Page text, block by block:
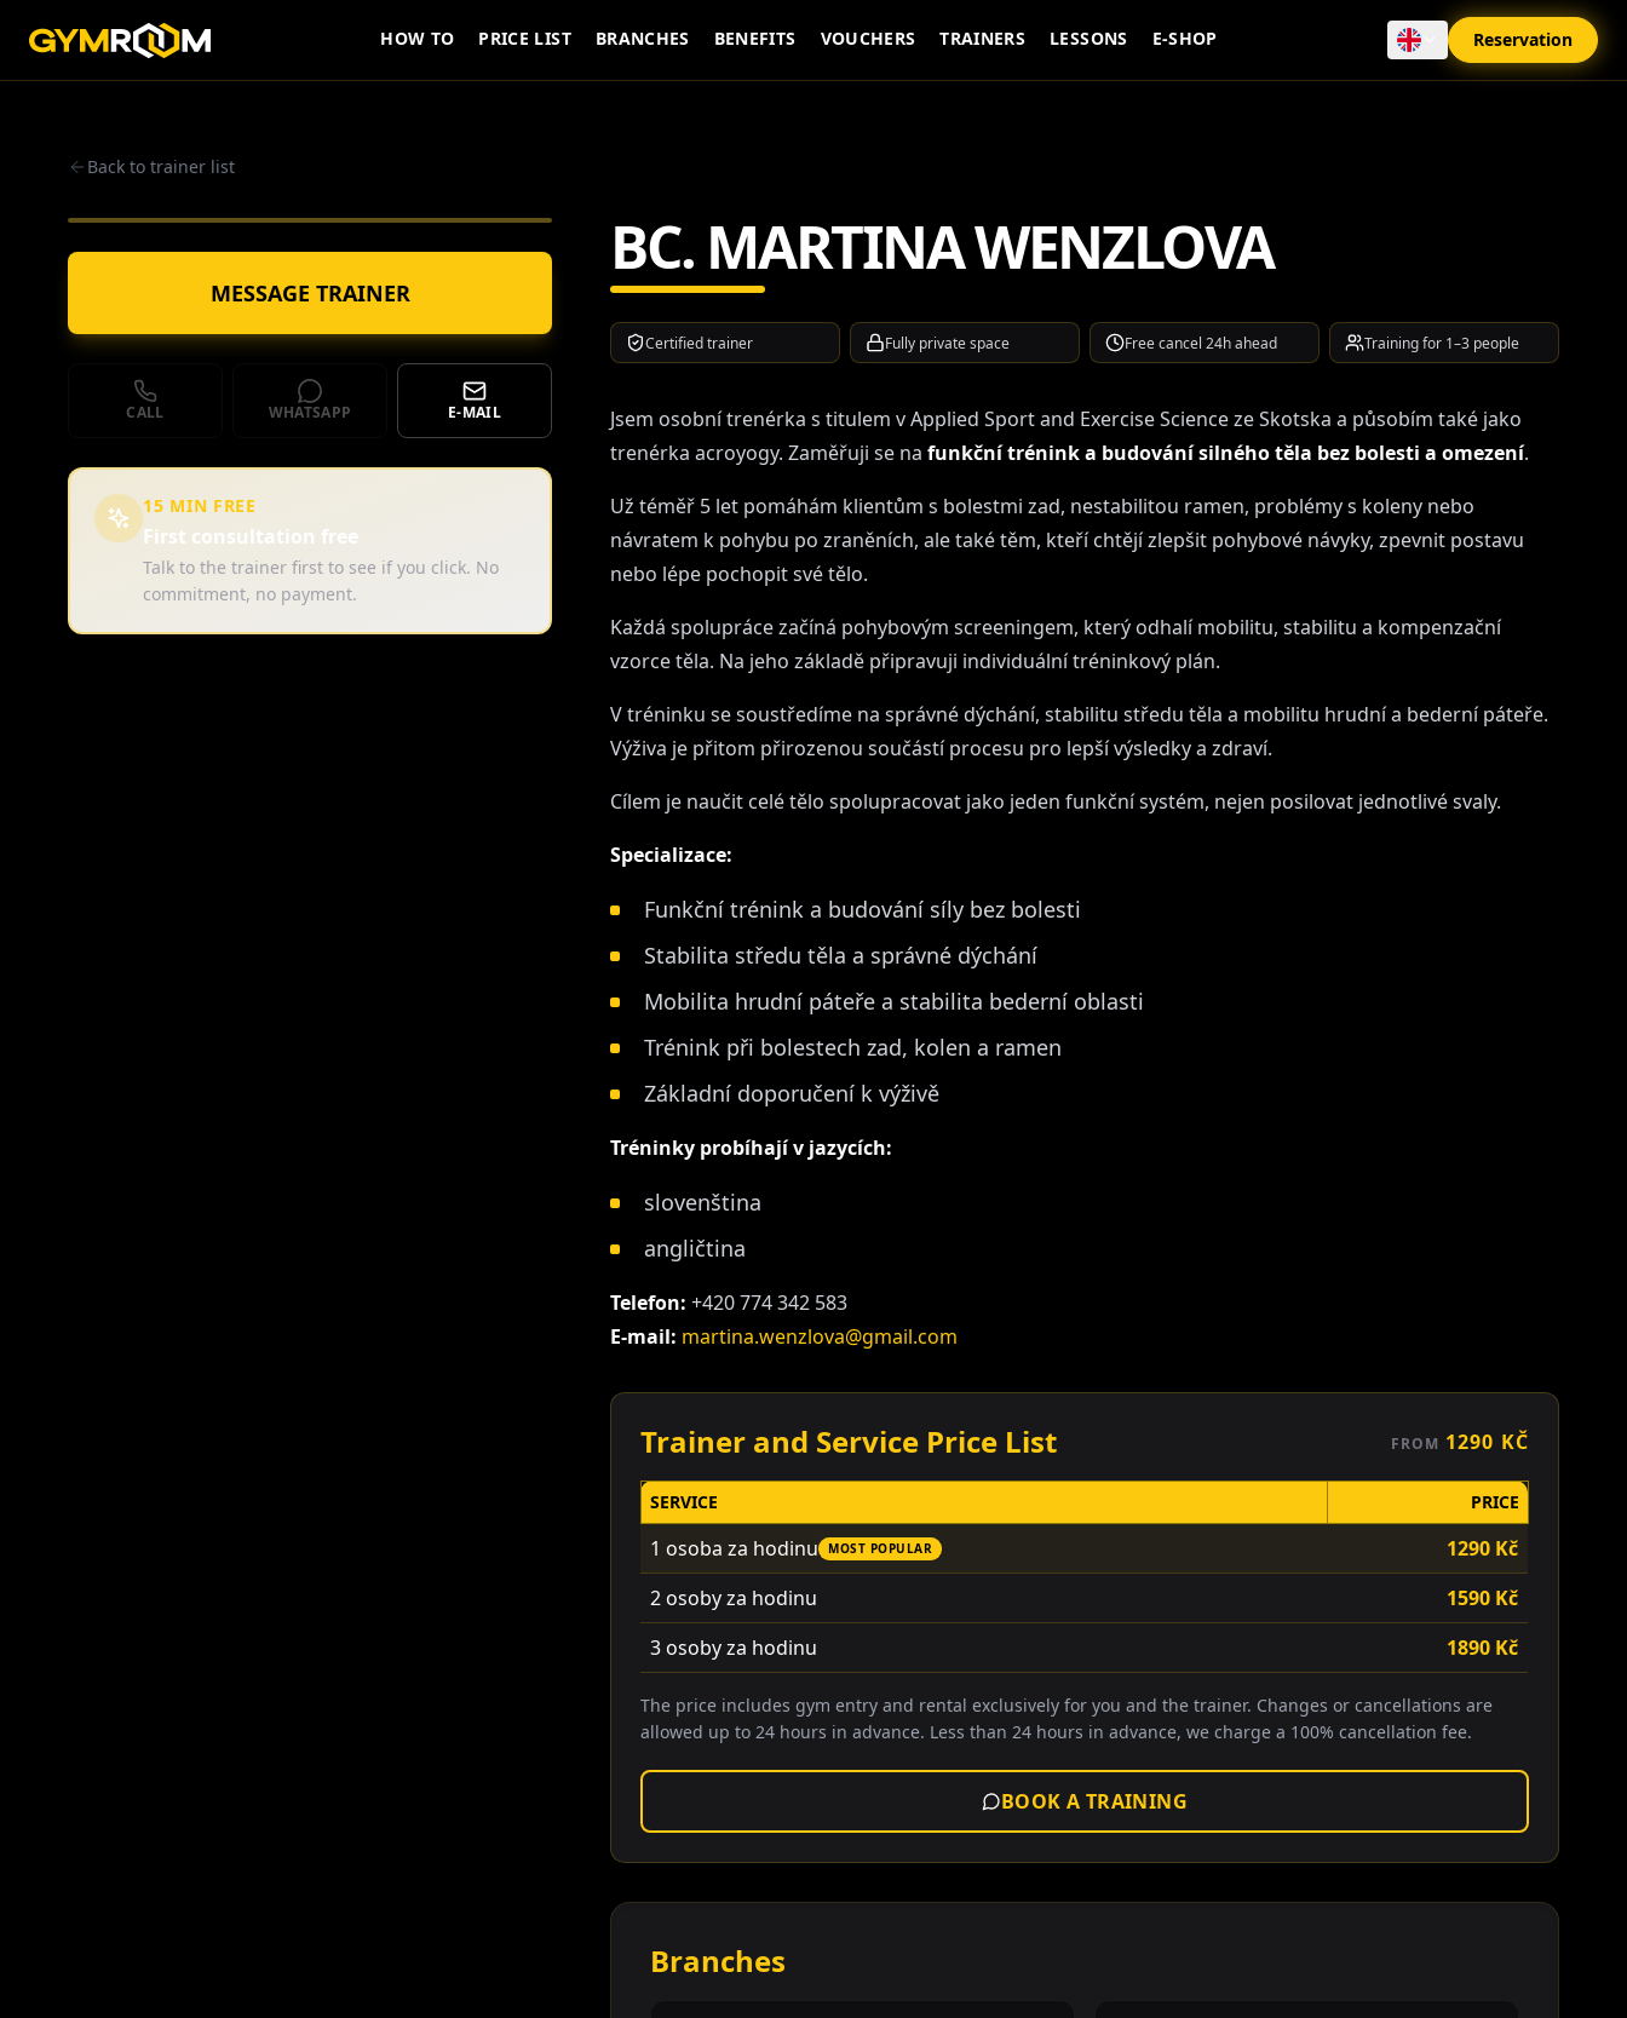
HOW TO PRICE LIST BRANCHES BENEFITS VOUCHERS TRAINERS LESSONS E-SHOP Reservation
Back to trainer list
MESSAGE TRAINER
CALL WHATSAPP E-MAIL
15 MIN FREE
First consultation free
Talk to the trainer first to see if you click. No
commitment, no payment.
BC. MARTINA WENZLOVA
Certified trainer Fully private space Free cancel 24h ahead Training for 1–3 people
Jsem osobní trenérka s titulem v Applied Sport and Exercise Science ze Skotska a působím také jako
trenérka acroyogy. Zaměřuji se na funkční trénink a budování silného těla bez bolesti a omezení.
Už téměř 5 let pomáhám klientům s bolestmi zad, nestabilitou ramen, problémy s koleny nebo
návratem k pohybu po zraněních, ale také těm, kteří chtějí zlepšit pohybové návyky, zpevnit postavu
nebo lépe pochopit své tělo.
Každá spolupráce začíná pohybovým screeningem, který odhalí mobilitu, stabilitu a kompenzační
vzorce těla. Na jeho základě připravuji individuální tréninkový plán.
V tréninku se soustředíme na správné dýchání, stabilitu středu těla a mobilitu hrudní a bederní páteře.
Výživa je přitom přirozenou součástí procesu pro lepší výsledky a zdraví.
Cílem je naučit celé tělo spolupracovat jako jeden funkční systém, nejen posilovat jednotlivé svaly.
Specializace:
Funkční trénink a budování síly bez bolesti
Stabilita středu těla a správné dýchání
Mobilita hrudní páteře a stabilita bederní oblasti
Trénink při bolestech zad, kolen a ramen
Základní doporučení k výživě
Tréninky probíhají v jazycích:
slovenština
angličtina
Telefon: +420 774 342 583
E-mail: martina.wenzlova@gmail.com
Trainer and Service Price List FROM 1290 KČ
SERVICE PRICE
1 osoba za hodinu MOST POPULAR 1290 Kč
2 osoby za hodinu
1590 Kč
3 osoby za hodinu
1890 Kč
The price includes gym entry and rental exclusively for you and the trainer. Changes or cancellations are
allowed up to 24 hours in advance. Less than 24 hours in advance, we charge a 100% cancellation fee.
BOOK A TRAINING
Branches